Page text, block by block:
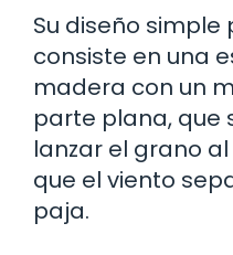
Su diseño simple
consiste en una
madera con un
parte plana, que
lanzar el grano
que el viento
paja.